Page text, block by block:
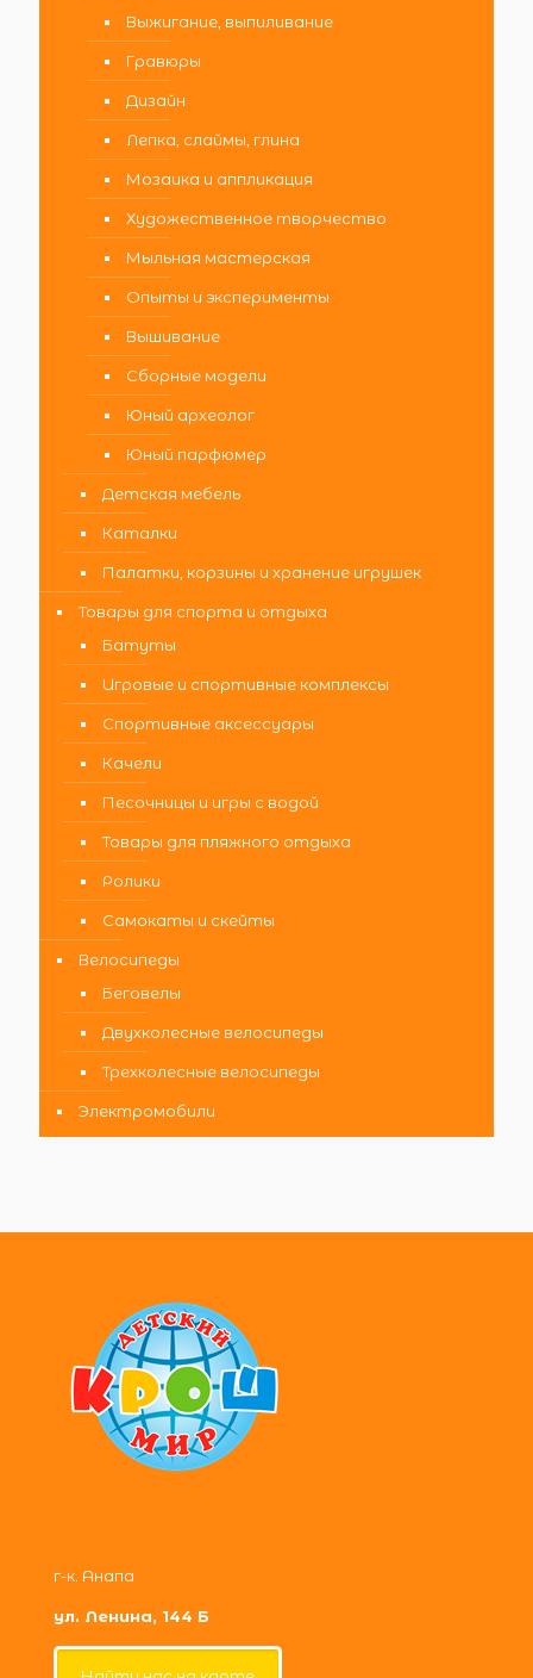
Выжигание, выпиливание
Гравюры
Дизайн
Лепка, слаймы, глина
Мозаика и аппликация
Художественное творчество
Мыльная мастерская
Опыты и эксперименты
Вышивание
Сборные модели
Юный археолог
Юный парфюмер
Детская мебель
Каталки
Палатки, корзины и хранение игрушек
Товары для спорта и отдыха
Батуты
Игровые и спортивные комплексы
Спортивные аксессуары
Качели
Песочницы и игры с водой
Товары для пляжного отдыха
Ролики
Самокаты и скейты
Велосипеды
Беговелы
Двухколесные велосипеды
Трехколесные велосипеды
Электромобили
г-к. Анапа
ул. Ленина, 144 Б